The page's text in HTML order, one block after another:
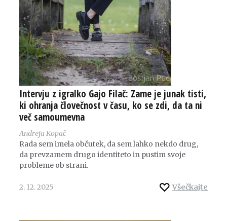
Intervju z igralko Gajo Filač: Zame je junak tisti,
ki ohranja človečnost v času, ko se zdi, da ta ni
več samoumevna
Andreja Kopač
Rada sem imela občutek, da sem lahko nekdo drug,
da prevzamem drugo identiteto in pustim svoje
probleme ob strani.
Všečkajte
2. 12. 2025